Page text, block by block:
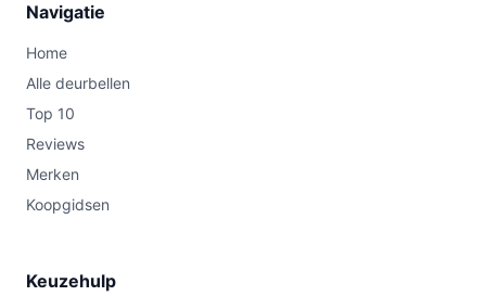
Navigatie
Home
Alle deurbellen
Top 10
Reviews
Merken
Koopgidsen
Keuzehulp